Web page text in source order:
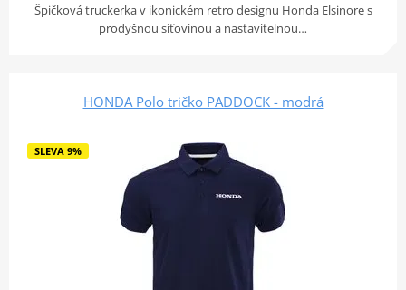
Špičková truckerka v ikonickém retro designu Honda Elsinore s
prodyšnou síťovinou a nastavitelnou…
HONDA Polo tričko PADDOCK - modrá
SLEVA 9%